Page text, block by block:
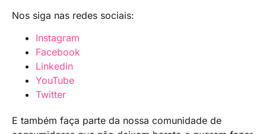
Nos siga nas redes sociais:
Instagram
Facebook
Linkedin
YouTube
Twitter
E também faça parte da nossa comunidade de